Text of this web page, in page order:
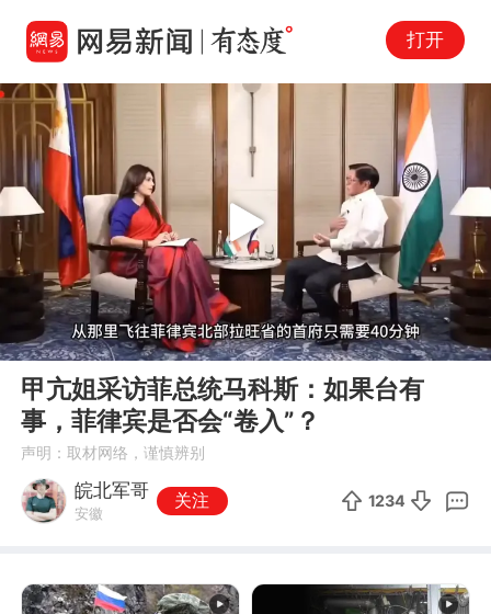
打开
00:00 02:10
Play
甲亢姐采访菲总统马科斯：如果台有
事，菲律宾是否会“卷入”？
声明：取材网络，谨慎辨别
皖北军哥
安徽
关注 1234